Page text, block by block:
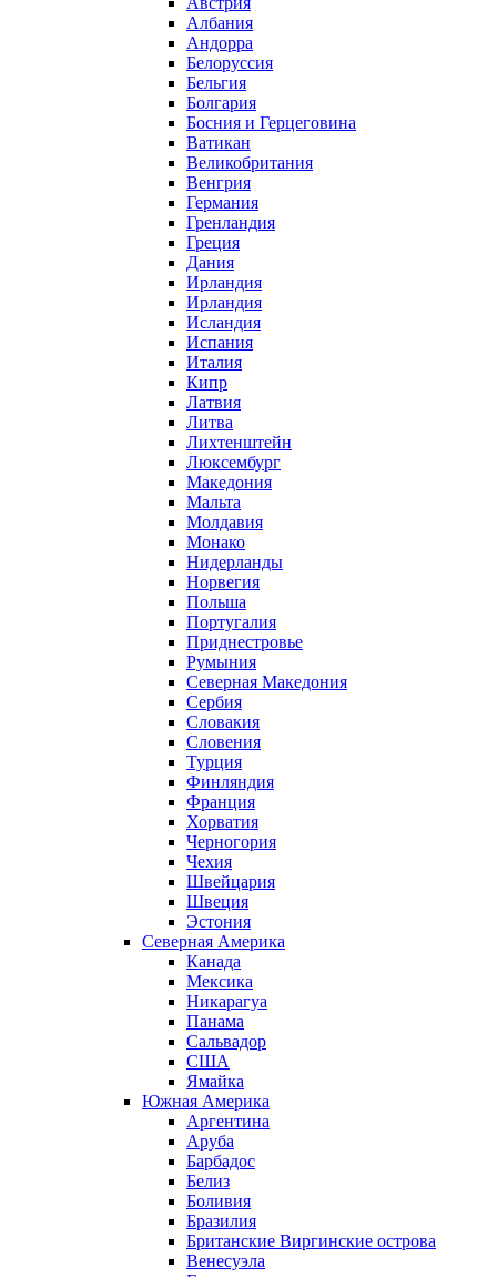
Албания
Андорра
Белоруссия
Бельгия
Болгария
Босния и Герцеговина
Ватикан
Великобритания
Венгрия
Германия
Гренландия
Греция
Дания
Ирландия
Ирландия
Исландия
Испания
Италия
Кипр
Латвия
Литва
Лихтенштейн
Люксембург
Македония
Мальта
Молдавия
Монако
Нидерланды
Норвегия
Польша
Португалия
Приднестровье
Румыния
Северная Македония
Сербия
Словакия
Словения
Турция
Финляндия
Франция
Хорватия
Черногория
Чехия
Швейцария
Швеция
Эстония
Северная Америка
Канада
Мексика
Никарагуа
Панама
Сальвадор
США
Ямайка
Южная Америка
Аргентина
Аруба
Барбадос
Белиз
Боливия
Бразилия
Британские Виргинские острова
Венесуэла